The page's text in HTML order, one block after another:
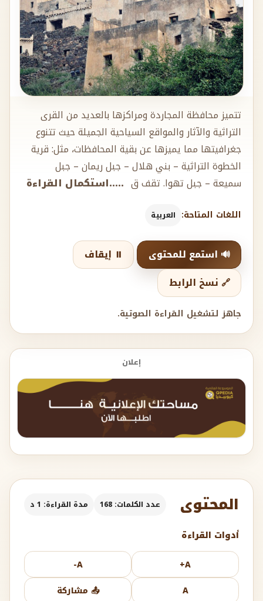
تتميز محافظة المجاردة ومراكزها بالعديد من القرى
التراثية والآثار والمواقع السياحية الجميلة حيث تتنوع
جغرافيتها مما يميزها عن بقية المحافظات، مثل: قرية
الخطوة التراثية – بني هلال – جبل ريمان – جبل
سميعة – جبل تهوا. تقف ق .....استكمال القراءة
اللغات المتاحة: العربية
🔊 استمع للمحتوى
⏸️ إيقاف
🔗 نسخ الرابط
جاهز لتشغيل القراءة الصوتية.
إعلان
المحتوى عدد الكلمات: 168 مدة القراءة: 1 د
أدوات القراءة
A+
A-
A
📤 مشاركة